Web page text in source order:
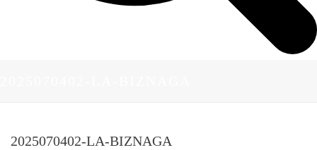
2025070402-LA-BIZNAGA